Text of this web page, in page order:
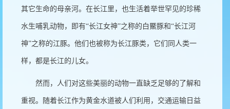
其它生命的母亲河。在长江里，也生活着举世罕见的珍稀
水生哺乳动物，即有“长江女神”之称的白鱀豚和“长江河
神”之称的江豚。他们也被称为长江豚类，它们同人类一
样，都是长江的儿女。
然而，人们对这些美丽的动物一直缺乏足够的了解和
重视。随着长江作为黄金水道被人们利用，交通运输日益